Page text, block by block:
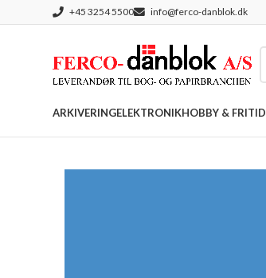
+45 3254 5500 info@ferco-danblok.dk
ARKIVERINGELEKTRONIKHOBBY & FRITID